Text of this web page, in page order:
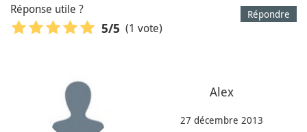
Répondre
Réponse utile ?
5/5 (1 vote)
Alex
27 décembre 2013